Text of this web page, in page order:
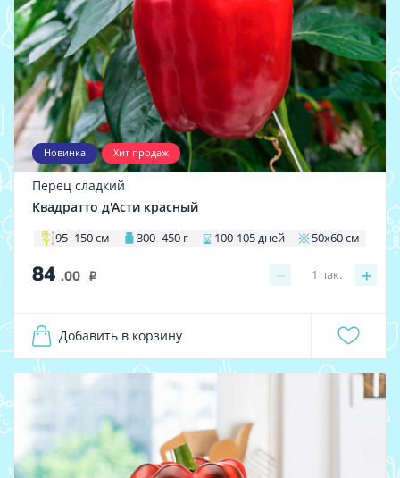
Новинка Хит продаж
Перец сладкий
Квадратто д'Асти красный
95–150 см 300–450 г 100-105 дней 50х60 см
84 .00 i − +
1 пак.
Добавить в корзину